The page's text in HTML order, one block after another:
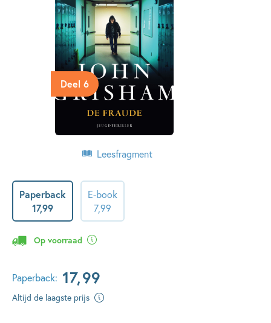
Deel 6
Leesfragment
Paperback
17,99
E-book
7,99
Op voorraad
Paperback: 17,99
Altijd de laagste prijs